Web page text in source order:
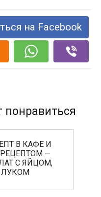
на Facebook
В КАФЕ И
—
С ЯЙЦОМ,
ЛУКОМ